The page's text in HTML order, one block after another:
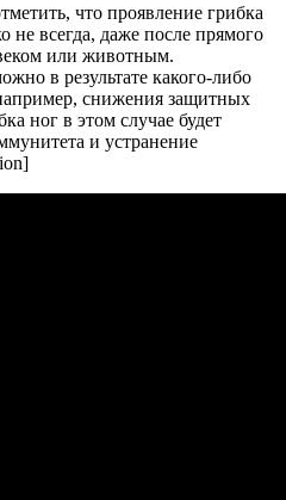
что проявление грибка
не всегда, даже после прямого
или животным.
в результате какого-либо
снижения защитных
ног в этом случае будет
и устранение